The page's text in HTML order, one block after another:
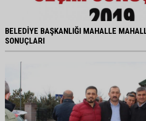
BELEDİYE BAŞKANLIĞI MAHALLE
SONUÇLARI